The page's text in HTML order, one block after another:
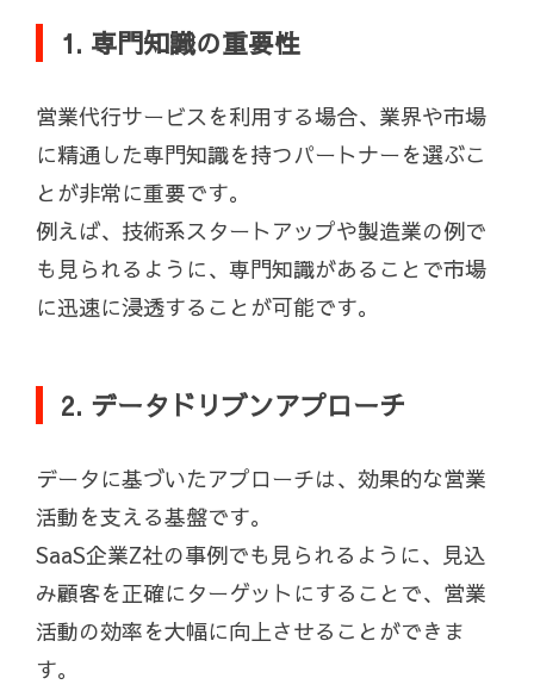
1. 専門知識の重要性
営業代行サービスを利用する場合、業界や市場
に精通した専門知識を持つパートナーを選ぶこ
とが非常に重要です。
例えば、技術系スタートアップや製造業の例で
も見られるように、専門知識があることで市場
に迅速に浸透することが可能です。
2. データドリブンアプローチ
データに基づいたアプローチは、効果的な営業
活動を支える基盤です。
SaaS企業Z社の事例でも見られるように、見込
み顧客を正確にターゲットにすることで、営業
活動の効率を大幅に向上させることができま
す。